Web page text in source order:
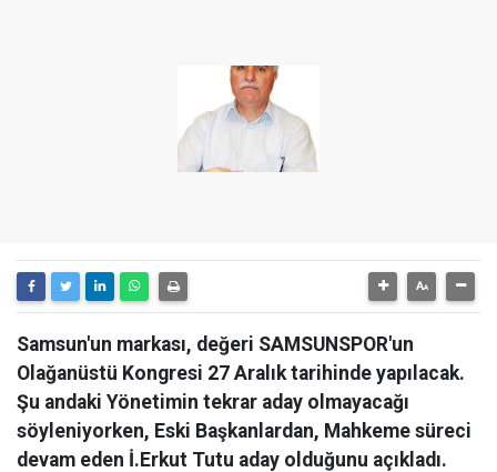
Samsun'un markası, değeri SAMSUNSPOR'un
Olağanüstü Kongresi 27 Aralık tarihinde yapılacak.
Şu andaki Yönetimin tekrar aday olmayacağı
söyleniyorken, Eski Başkanlardan, Mahkeme süreci
devam eden İ.Erkut Tutu aday olduğunu açıkladı.